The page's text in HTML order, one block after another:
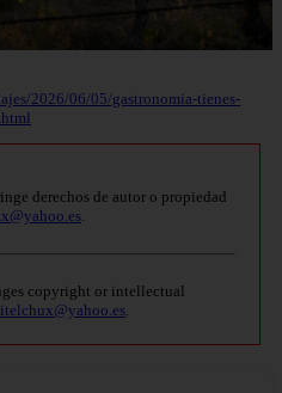
2026/06/05/gastronomia-tienes-
derechos de autor o propiedad
.
copyright or intellectual
.